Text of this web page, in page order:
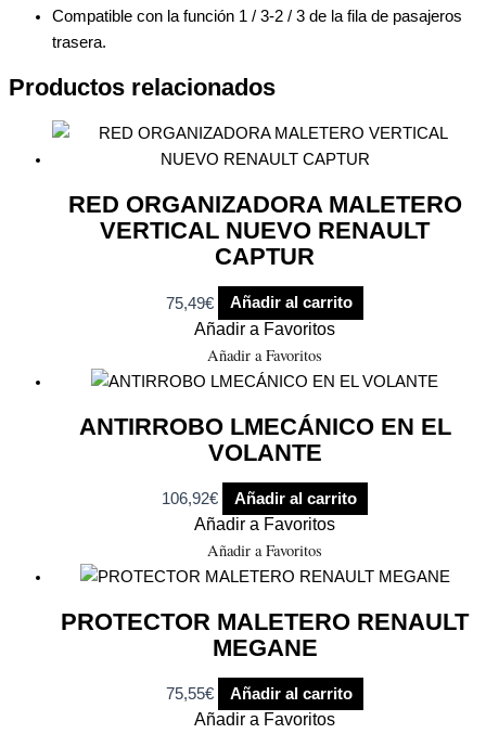
Compatible con la función 1 / 3-2 / 3 de la fila de pasajeros
trasera.
Productos relacionados
RED ORGANIZADORA MALETERO
VERTICAL NUEVO RENAULT
CAPTUR
75,49€ Añadir al carrito
Añadir a Favoritos
Añadir a Favoritos
ANTIRROBO LMECÁNICO EN EL
VOLANTE
106,92€ Añadir al carrito
Añadir a Favoritos
Añadir a Favoritos
PROTECTOR MALETERO RENAULT
MEGANE
75,55€ Añadir al carrito
Añadir a Favoritos